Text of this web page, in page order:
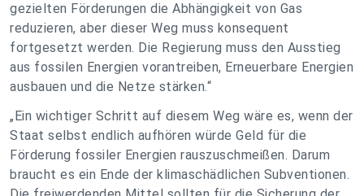
gezielten Förderungen die Abhängigkeit von Gas
reduzieren, aber dieser Weg muss konsequent
fortgesetzt werden. Die Regierung muss den Ausstieg
aus fossilen Energien vorantreiben, Erneuerbare Energien
ausbauen und die Netze stärken.“
„Ein wichtiger Schritt auf diesem Weg wäre es, wenn der
Staat selbst endlich aufhören würde Geld für die
Förderung fossiler Energien rauszuschmeißen. Darum
braucht es ein Ende der klimaschädlichen Subventionen.